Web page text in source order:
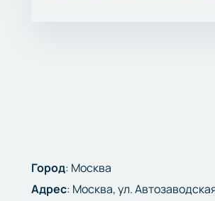
Город: Москва
Адрес: Москва, ул.